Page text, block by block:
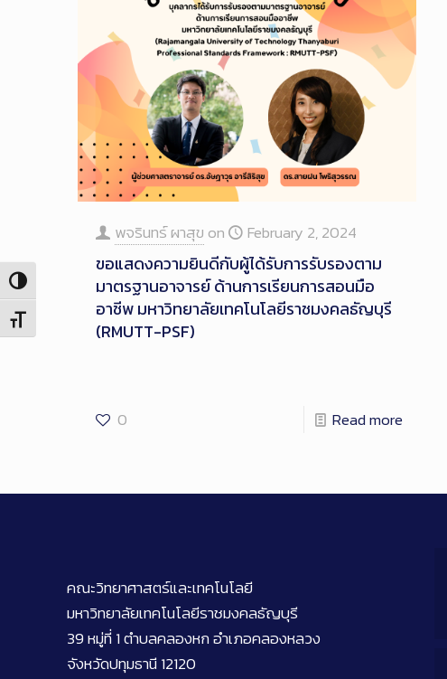
Toggle High Contrast
Toggle Font size
พจรินทร์ ผาสุข on February 2, 2024
ขอแสดงความยินดีกับผู้ได้รับการรับรองตาม
มาตรฐานอาจารย์ ด้านการเรียนการสอนมือ
อาชีพ มหาวิทยาลัยเทคโนโลยีราชมงคลธัญบุรี
(RMUTT-PSF)
0 Read more
คณะวิทยาศาสตร์และเทคโนโลยี
มหาวิทยาลัยเทคโนโลยีราชมงคลธัญบุรี
39 หมู่ที่ 1 ตำบลคลองหก อำเภอคลองหลวง
จังหวัดปทุมธานี 12120